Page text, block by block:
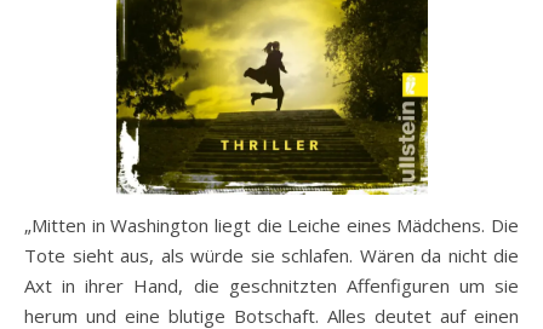
„Mitten in Washington liegt die Leiche eines Mädchens. Die
Tote sieht aus, als würde sie schlafen. Wären da nicht die
Axt in ihrer Hand, die geschnitzten Affenfiguren um sie
herum und eine blutige Botschaft. Alles deutet auf einen